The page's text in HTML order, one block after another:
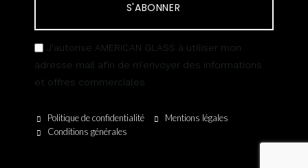
S'ABONNER
J’autorise AMERICAN GLASS à utiliser mon
adresse mail afin de m’envoyer des informations
et offres commerciales
Politique de confidentialité
Mentions légales
Conditions générales